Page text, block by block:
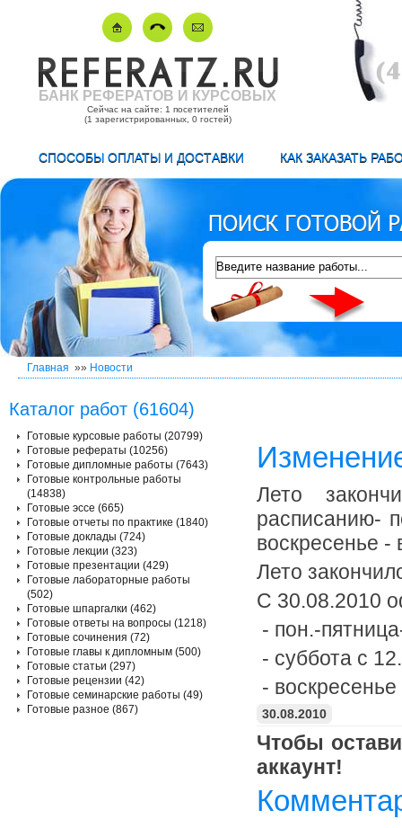
БАНК РЕФЕРАТОВ И КУРСОВЫХ
Сейчас на сайте: 1 посетителей
(1 зарегистрированных, 0 гостей)
СПОСОБЫ ОПЛАТЫ И ДОСТАВКИ КАК ЗАКАЗАТЬ
Главная »» Новости
Лето
расписанию-
воскресенье -
Лето
С 30.08.2010
- пон.-
- суббота с
-
30.08.2010
Чтобы
аккаунт!
Каталог работ (61604)
Готовые курсовые работы (20799)
Готовые рефераты (10256)
Готовые дипломные работы (7643)
Готовые контрольные работы
(14838)
Готовые эссе (665)
Готовые отчеты по практике (1840)
Готовые доклады (724)
Готовые лекции (323)
Готовые презентации (429)
Готовые лабораторные работы
(502)
Готовые шпаргалки (462)
Готовые ответы на вопросы (1218)
Готовые сочинения (72)
Готовые главы к дипломным (500)
Готовые статьи (297)
Готовые рецензии (42)
Готовые семинарские работы (49)
Готовые разное (867)